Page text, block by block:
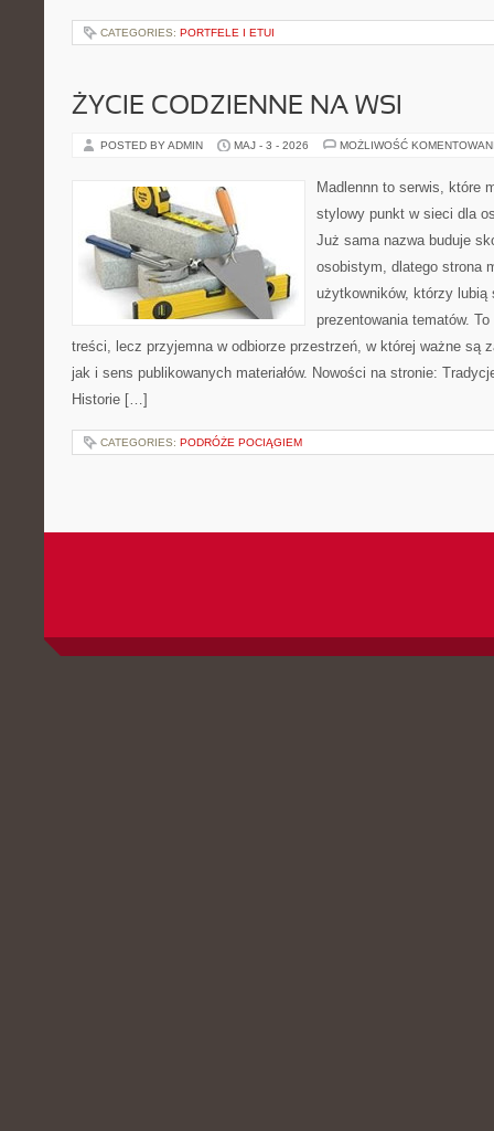
CATEGORIES: PORTFELE I ETUI
ŻYCIE CODZIENNE NA WSI
POSTED BY ADMIN MAJ - 3 - 2026 MOŻLIWOŚĆ
Madlennn to serwis, które
stylowy punkt w sieci dla
Już sama nazwa buduje
osobistym, dlatego strona
użytkowników, którzy lubią
prezentowania tematów.
treści, lecz przyjemna w odbiorze przestrzeń, w której ważne są
jak i sens publikowanych materiałów. Nowości na stronie:
Historie […]
CATEGORIES: PODRÓŻE POCIĄGIEM